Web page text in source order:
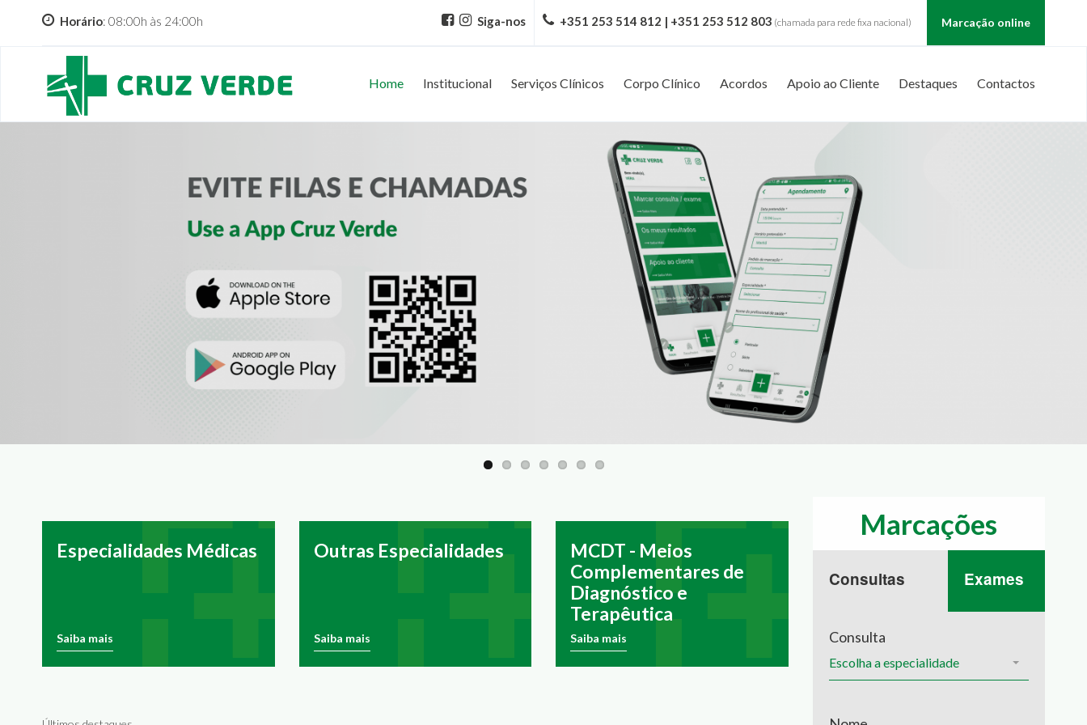
Horário: 08:00h às 24:00h Siga-nos +351 253 514 812 | +351 253 512 803 (chamada para rede fixa nacional) Marcação online
Home Institucional Serviços Clínicos Corpo Clínico Acordos Apoio ao Cliente Destaques Contactos
Especialidades Médicas
Saiba mais
Outras Especialidades
Saiba mais
MCDT - Meios
Complementares de
Diagnóstico e
Terapêutica
Saiba mais
Marcações
Consultas Exames
Consulta
Escolha a especialidade